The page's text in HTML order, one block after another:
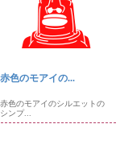
赤色のモアイの...
赤色のモアイのシルエットの
シンプ...